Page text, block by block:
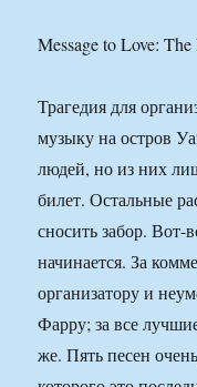
Message to Love:
Трагедия для
музыку на остров
людей, но из них
билет. Остальные
сносить забор. Вот-
начинается. За
организатору и
Фарру; за все
же. Пять песен